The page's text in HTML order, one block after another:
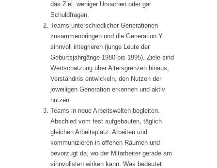
das Ziel, weniger Ursachen oder gar
Schuldfragen.
Teams unterschiedlicher Generationen
zusammenbringen und die Generation Y
sinnvoll integrieren (junge Leute der
Geburtsjahrgänge 1980 bis 1995). Ziele sind
Wertschätzung über Altersgrenzen hinaus,
Verständnis entwickeln, den Nutzen der
jeweiligen Generation erkennen und aktiv
nutzen
Teams in neue Arbeitswelten begleiten.
Abschied vom fest aufgebauten, täglich
gleichen Arbeitsplatz. Arbeiten und
kommunizieren in offenen Räumen und
bevorzugt da, wo der Mitarbeiter gerade am
sinnvollsten wirken kann. Was bedeutet